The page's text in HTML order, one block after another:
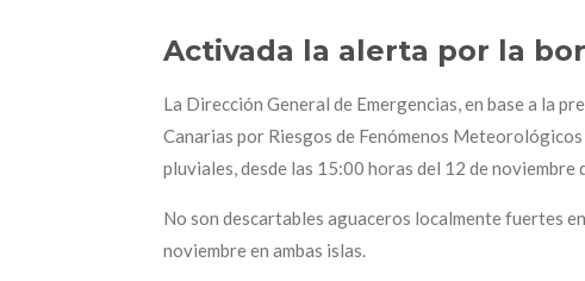
Activada la alerta por la
La Dirección General de Emergencias, en base a la
Canarias por Riesgos de Fenómenos
pluviales, desde las 15:00 horas del 12 de noviembre
No son descartables aguaceros localmente fuertes
noviembre en ambas islas.